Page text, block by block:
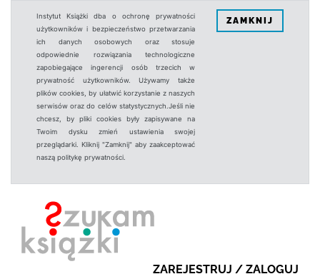
Instytut Książki dba o ochronę prywatności
użytkowników i bezpieczeństwo przetwarzania
ich danych osobowych oraz stosuje
odpowiednie rozwiązania technologiczne
zapobiegające ingerencji osób trzecich w
prywatność użytkowników. Używamy także
plików cookies, by ułatwić korzystanie z naszych
serwisów oraz do celów statystycznych.Jeśli nie
chcesz, by pliki cookies były zapisywane na
Twoim dysku zmień ustawienia swojej
przeglądarki. Kliknij "Zamknij" aby zaakceptować
naszą politykę prywatności.
ZAMKNIJ
ZAREJESTRUJ / ZALOGUJ